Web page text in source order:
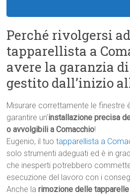
Perché rivolgersi
tapparellista a
avere la garanzia
gestito dall’inizio
Misurare correttamente le finestre
garantire un’installazione precisa
o avvolgibili a Comacchio!
Eugenio, il tuotapparellista a
solo strumenti adeguati ed è in
che inesperti potrebbero
esecuzione del lavoro con i
Anche larimozione delle